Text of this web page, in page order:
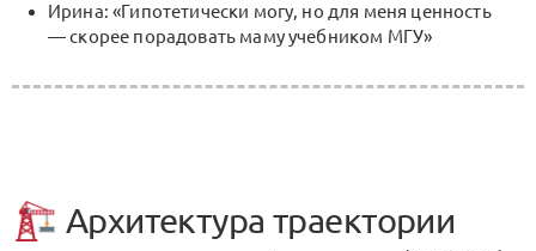
Ирина: «Гипотетически могу, но для меня ценность
— скорее порадовать маму учебником МГУ»
Архитектура траектории